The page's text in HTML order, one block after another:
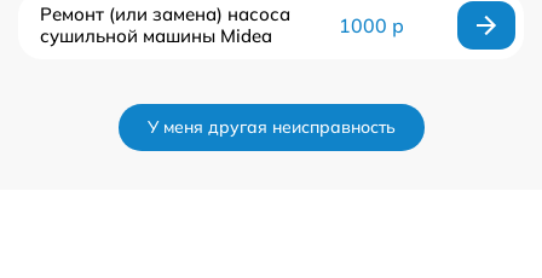
Ремонт (или замена) насоса
сушильной машины Midea
1000 р
У меня другая неисправность